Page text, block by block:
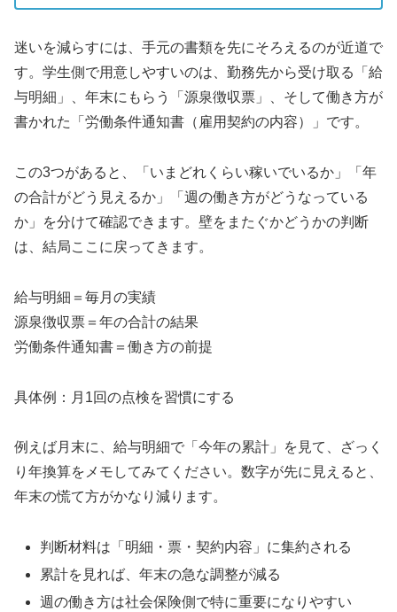
迷いを減らすには、手元の書類を先にそろえるのが近道で
す。学生側で用意しやすいのは、勤務先から受け取る「給
与明細」、年末にもらう「源泉徴収票」、そして働き方が
書かれた「労働条件通知書（雇用契約の内容）」です。
この3つがあると、「いまどれくらい稼いでいるか」「年
の合計がどう見えるか」「週の働き方がどうなっている
か」を分けて確認できます。壁をまたぐかどうかの判断
は、結局ここに戻ってきます。
給与明細＝毎月の実績
源泉徴収票＝年の合計の結果
労働条件通知書＝働き方の前提
具体例：月1回の点検を習慣にする
例えば月末に、給与明細で「今年の累計」を見て、ざっく
り年換算をメモしてみてください。数字が先に見えると、
年末の慌て方がかなり減ります。
判断材料は「明細・票・契約内容」に集約される
累計を見れば、年末の急な調整が減る
週の働き方は社会保険側で特に重要になりやすい